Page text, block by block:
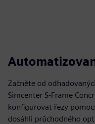
Začněte od
Simcenter S-Frame
konfigurovat řezy
dosáhli průchodného